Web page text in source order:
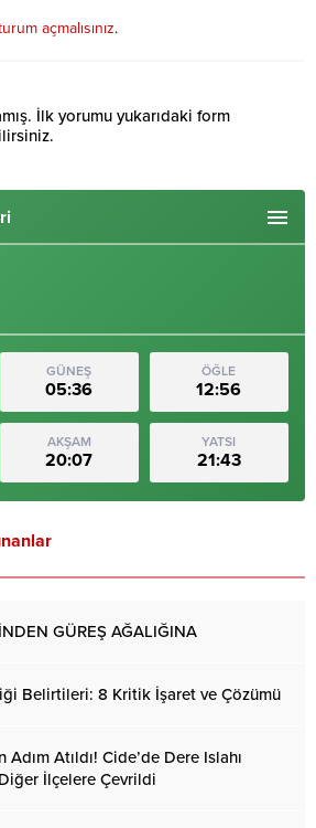
açmalısınız.
İlk yorumu yukarıdaki form
GÜNEŞ
05:36
ÖĞLE
12:56
AKŞAM
20:07
YATSI
21:43
GÜREŞ AĞALIĞINA
Belirtileri: 8 Kritik İşaret ve Çözümü
Adım Atıldı! Cide’de Dere Islahı
İlçelere Çevrildi